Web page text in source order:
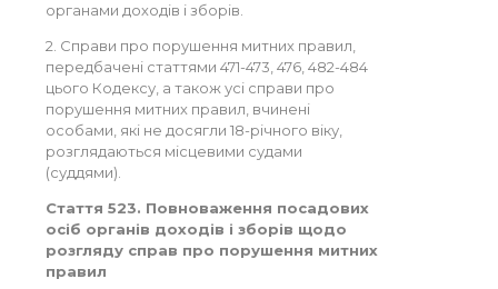
органами доходів і зборів.
2. Справи про порушення митних правил,
передбачені статтями 471-473, 476, 482-484
цього Кодексу, а також усі справи про
порушення митних правил, вчинені
особами, які не досягли 18-річного віку,
розглядаються місцевими судами
(суддями).
Стаття 523. Повноваження посадових
осіб органів доходів і зборів щодо
розгляду справ про порушення митних
правил